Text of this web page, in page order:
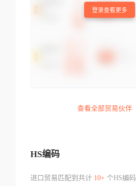
登录查看更多
查看全部贸易伙伴
HS编码
进口贸易匹配到共计 10+个HS编码